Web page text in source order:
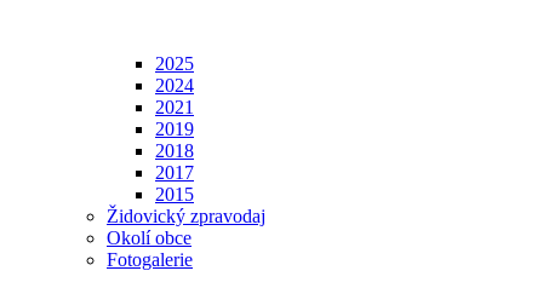
2025
2024
2021
2019
2018
2017
2015
Židovický zpravodaj
Okolí obce
Fotogalerie